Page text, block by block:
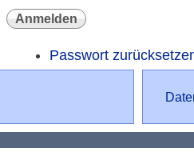
Passwort